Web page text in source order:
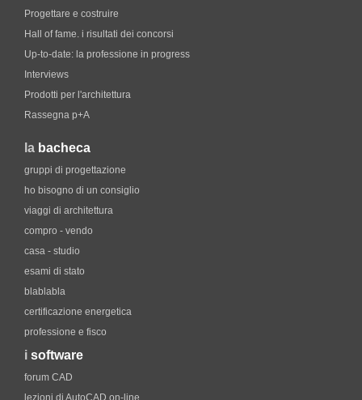
Progettare e costruire
Hall of fame. i risultati dei concorsi
Up-to-date: la professione in progress
Interviews
Prodotti per l'architettura
Rassegna p+A
la bacheca
gruppi di progettazione
ho bisogno di un consiglio
viaggi di architettura
compro - vendo
casa - studio
esami di stato
blablabla
certificazione energetica
professione e fisco
i software
forum CAD
lezioni di AutoCAD on-line